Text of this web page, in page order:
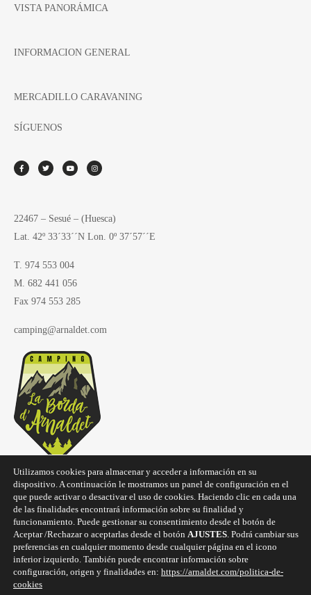
VISTA PANORÁMICA
INFORMACION GENERAL
MERCADILLO CARAVANING
SÍGUENOS
22467 – Sesué – (Huesca)
Lat. 42º 33´33´´N Lon. 0º 37´57´´E
T. 974 553 004
M. 682 441 056
Fax 974 553 285
camping@arnaldet.com
Copyright © 2025Camping La Borda d'Arnaldet
Utilizamos cookies para almacenar y acceder a información en su
dispositivo. A continuación le mostramos un panel de configuración en el
que puede activar o desactivar el uso de cookies. Haciendo clic en cada una
de las finalidades encontrará información sobre su finalidad y
funcionamiento. Puede gestionar su consentimiento desde el botón de
Aceptar /Rechazar o aceptarlas desde el botón AJUSTES. Podrá cambiar sus
preferencias en cualquier momento desde cualquier página en el icono
inferior izquierdo. También puede encontrar información sobre
configuración, origen y finalidades en: https://arnaldet.com/politica-de-
cookies